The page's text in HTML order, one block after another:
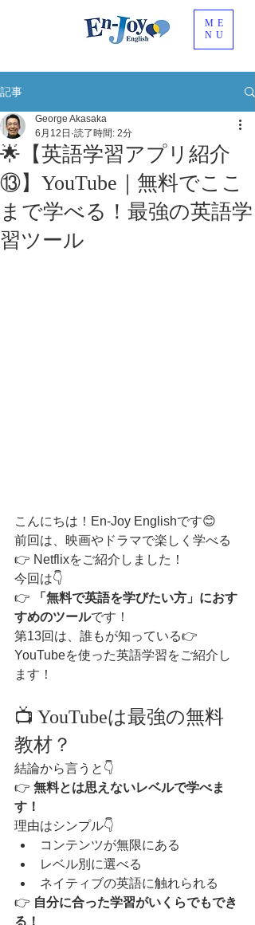
ME
NU
記事
🌟【英語学習アプリ紹介
⑬】YouTube｜無料でここ
まで学べる！最強の英語学
習ツール
George Akasaka
6月12日 読了時間: 2分
こんにちは！En-Joy Englishです😊
前回は、映画やドラマで楽しく学べる
👉 Netflixをご紹介しました！
今回は👇
👉
「無料で英語を学びたい方」におす
すめのツールです！
第13回は、誰もが知っている👉
YouTubeを使った英語学習をご紹介し
ます！
📺 YouTubeは最強の無料
教材？
結論から言うと👇
👉 無料とは思えないレベルで学べま
す！
理由はシンプル👇
コンテンツが無限にある
レベル別に選べる
ネイティブの英語に触れられる
👉 自分に合った学習がいくらでもでき
る！